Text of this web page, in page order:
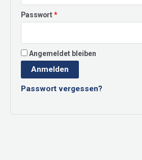
Passwort*Erforderlich
Angemeldet bleiben
Anmelden
Passwort vergessen?